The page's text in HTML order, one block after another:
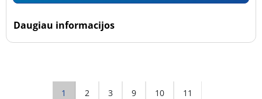
Daugiau informacijos
1 2 3 9 10 11